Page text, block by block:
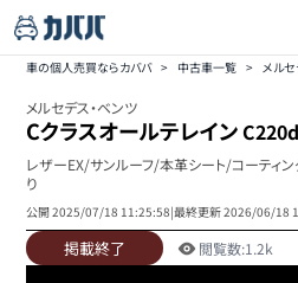
車の個人売買ならカババ > 中古車一覧 > メル
メルセデス・ベンツ
Cクラスオールテレイン
レザーEX/サンルーフ/本革シート/コーティ
り
公開2025/07/18 11:25:58|最終更新2026/06/18
掲載終了 閲覧数:1.2k